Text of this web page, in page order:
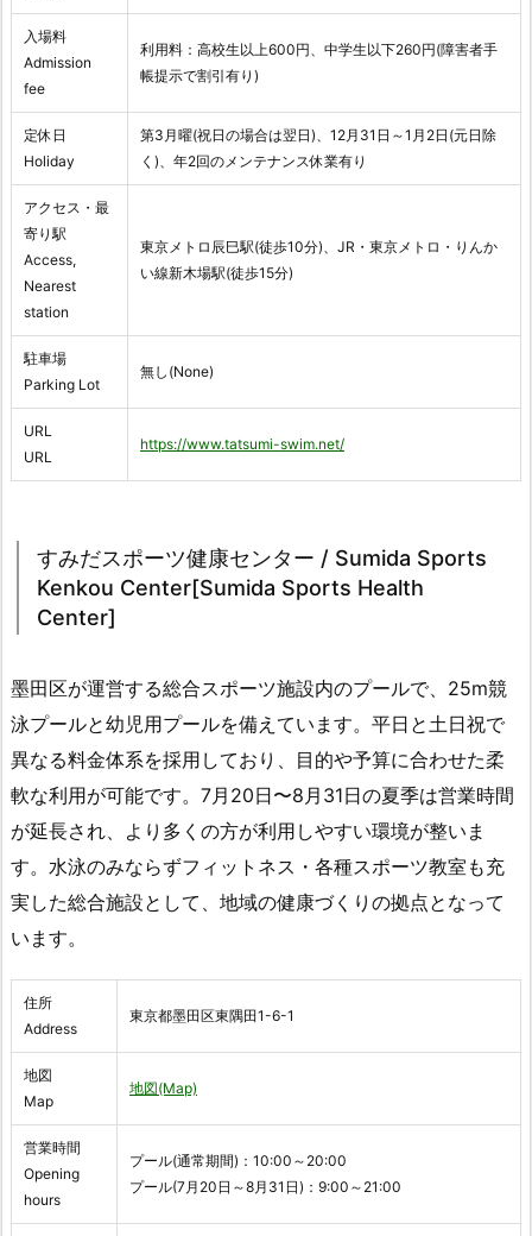
入場料
Admission
fee
利用料：高校生以上600円、中学生以下260円(障害者手
帳提示で割引有り)
定休日
Holiday
第3月曜(祝日の場合は翌日)、12月31日～1月2日(元日除
く)、年2回のメンテナンス休業有り
アクセス・最
寄り駅
Access,
Nearest
station
東京メトロ辰巳駅(徒歩10分)、JR・東京メトロ・りんか
い線新木場駅(徒歩15分)
駐車場
Parking Lot
無し(None)
URL
URL
https://www.tatsumi-swim.net/
すみだスポーツ健康センター / Sumida Sports
Kenkou Center[Sumida Sports Health
Center]
墨田区が運営する総合スポーツ施設内のプールで、25m競
泳プールと幼児用プールを備えています。平日と土日祝で
異なる料金体系を採用しており、目的や予算に合わせた柔
軟な利用が可能です。7月20日〜8月31日の夏季は営業時間
が延長され、より多くの方が利用しやすい環境が整いま
す。水泳のみならずフィットネス・各種スポーツ教室も充
実した総合施設として、地域の健康づくりの拠点となって
います。
住所
Address
東京都墨田区東隅田1-6-1
地図
Map
地図(Map)
営業時間
Opening
hours
プール(通常期間)：10:00～20:00
プール(7月20日～8月31日)：9:00～21:00